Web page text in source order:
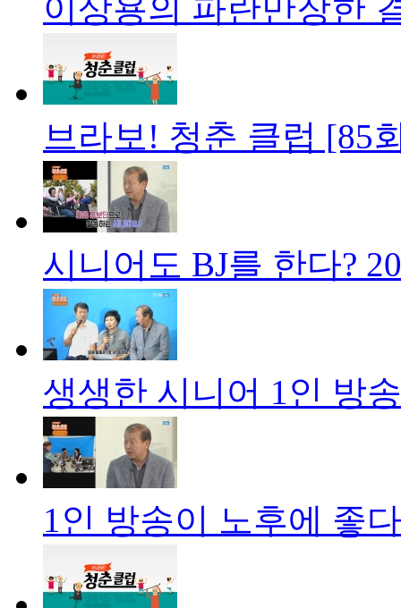
이상용의 파란만장한
브라보! 청춘 클럽 [85
시니어도 BJ를 한다?
생생한 시니어 1인 방
1인 방송이 노후에 좋